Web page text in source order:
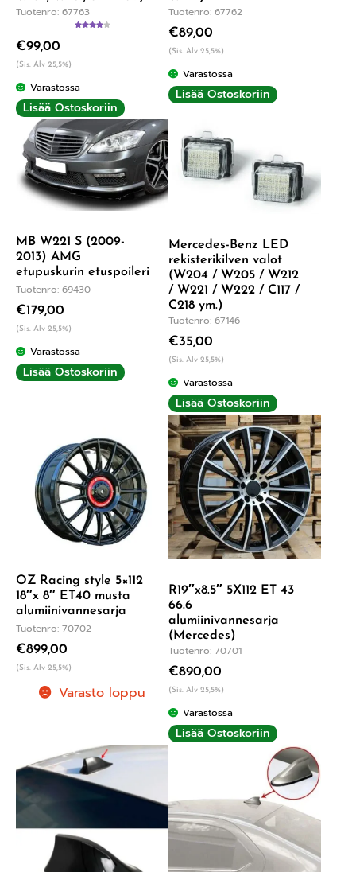
Tuotenro: 67763
€99,00
(Sis. Alv 25,5%)
Varastossa
Lisää Ostoskoriin
Tuotenro: 67762
€89,00
(Sis. Alv 25,5%)
Varastossa
Lisää Ostoskoriin
MB W221 S (2009-
2013) AMG
etupuskurin etuspoileri
Tuotenro: 69430
€179,00
(Sis. Alv 25,5%)
Varastossa
Lisää Ostoskoriin
Mercedes-Benz LED
rekisterikilven valot
(W204 / W205 / W212
/ W221 / W222 / C117 /
C218 ym.)
Tuotenro: 67146
€35,00
(Sis. Alv 25,5%)
Varastossa
Lisää Ostoskoriin
OZ Racing style 5×112
18″x 8″ ET40 musta
alumiinivannesarja
Tuotenro: 70702
€899,00
(Sis. Alv 25,5%)
Varasto loppu
R19″x8.5″ 5X112 ET 43
66.6
alumiinivannesarja
(Mercedes)
Tuotenro: 70701
€890,00
(Sis. Alv 25,5%)
Varastossa
Lisää Ostoskoriin